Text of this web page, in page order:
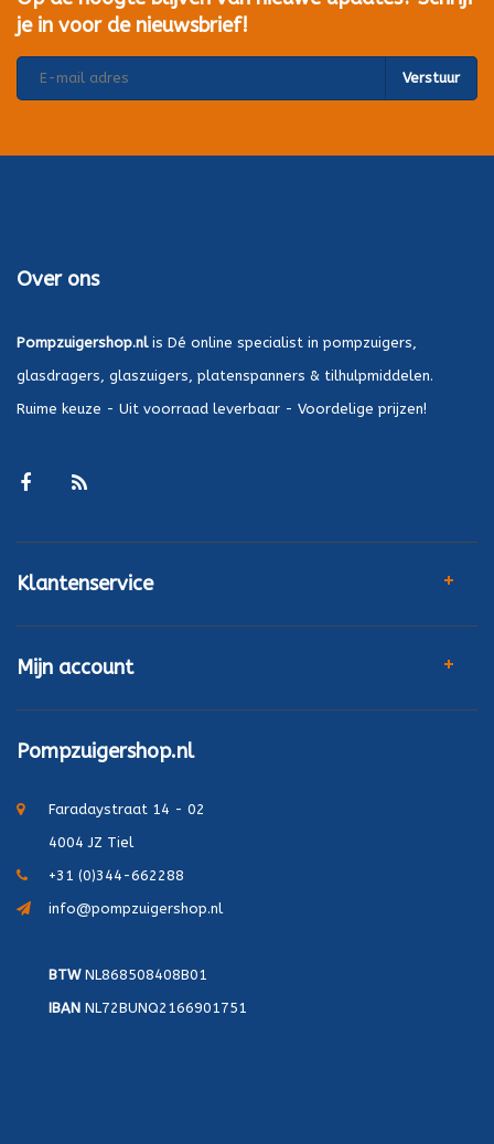
je in voor de nieuwsbrief!
Verstuur
Over ons
Pompzuigershop.nlis Dé online specialist in pompzuigers,
glasdragers, glaszuigers, platenspanners & tilhulpmiddelen.
Ruime keuze - Uit voorraad leverbaar - Voordelige prijzen!
Klantenservice
Mijn account
Pompzuigershop.nl
Faradaystraat 14 - 02
4004 JZ Tiel
+31 (0)344-662288
info@pompzuigershop.nl
BTWNL868508408B01
IBAN NL72BUNQ2166901751